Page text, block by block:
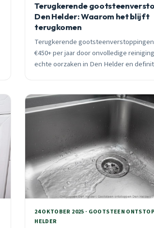
Terugkerende
Den Helder: Waarom het blijft
terugkomen
Terugkerende
€450+ per jaar door onvolledige
echte oorzaken in Den Helder en
24 OKTOBER 2025 · GOOTSTEEN
HELDER